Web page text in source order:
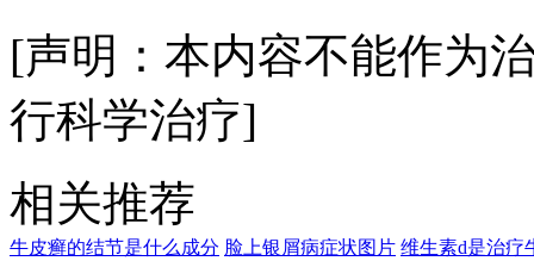
[声明：本内容不能作为
行科学治疗]
相关推荐
牛皮癣的结节是什么成分 脸上银屑病症状图片 维生素d是治疗